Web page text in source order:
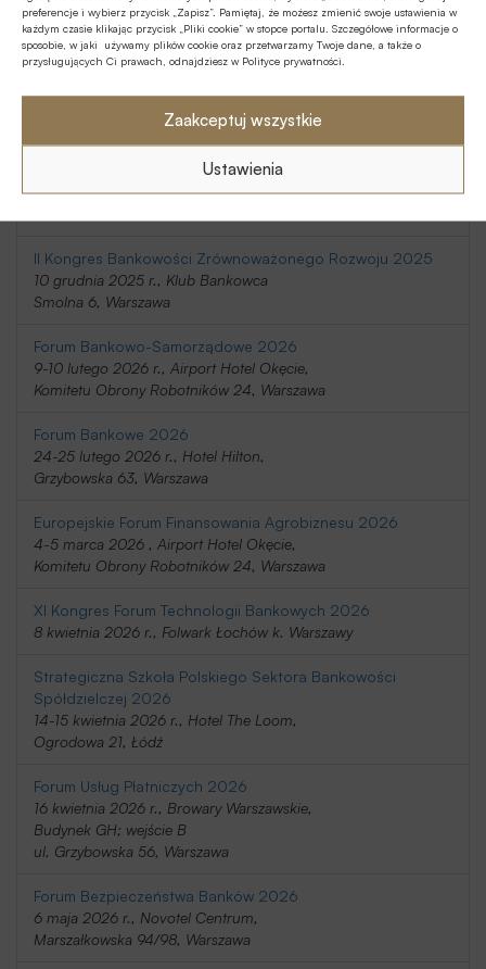
preferencje i wybierz przycisk „Zapisz”. Pamiętaj, że możesz zmienić swoje ustawienia w
każdym czasie klikając przycisk „Pliki cookie” w stopce portalu. Szczegółowe informacje o
sposobie, w jaki używamy plików cookie oraz przetwarzamy Twoje dane, a także o
przysługujących Ci prawach, odnajdziesz w Polityce prywatności.
Zaakceptuj wszystkie
Ustawienia
20-21 listopada 2025 r., Holiday Inn
Telimeny 1, Józefów
Belwederska 23, Warszawa
9 grudnia 2025 r., Novotel Centrum,
II Kongres Bankowości Zrównoważonego Rozwoju 2025
10 grudnia 2025 r., Klub Bankowca
Smolna 6, Warszawa
Forum Bankowo-Samorządowe 2026
9-10 lutego 2026 r., Airport Hotel Okęcie,
Komitetu Obrony Robotników 24, Warszawa
Forum Bankowe 2026
24-25 lutego 2026 r., Hotel Hilton,
Grzybowska 63, Warszawa
Europejskie Forum Finansowania Agrobiznesu 2026
4-5 marca 2026 , Airport Hotel Okęcie,
Komitetu Obrony Robotników 24, Warszawa
XI Kongres Forum Technologii Bankowych 2026
8 kwietnia 2026 r., Folwark Łochów k. Warszawy
Strategiczna Szkoła Polskiego Sektora Bankowości
Spółdzielczej 2026
14-15 kwietnia 2026 r., Hotel The Loom,
Ogrodowa 21, Łódź
Forum Usług Płatniczych 2026
16 kwietnia 2026 r., Browary Warszawskie,
Budynek GH; wejście B
ul. Grzybowska 56, Warszawa
Forum Bezpieczeństwa Banków 2026
6 maja 2026 r., Novotel Centrum,
Marszałkowska 94/98, Warszawa